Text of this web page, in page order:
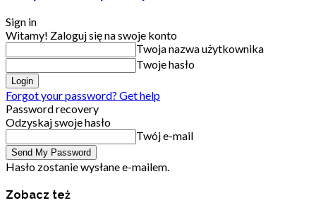
Sign in
Witamy! Zaloguj się na swoje konto
Twoja nazwa użytkownika
Twoje hasło
Forgot your password? Get help
Password recovery
Odzyskaj swoje hasło
Twój e-mail
Hasło zostanie wysłane e-mailem.
Zobacz też